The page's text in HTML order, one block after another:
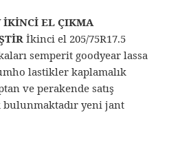
İKİNCİ EL ÇIKMA
İkinci el 205/75R17.5
semperit goodyear lassa
lastikler kaplamalık
ve perakende satış
yeni jant